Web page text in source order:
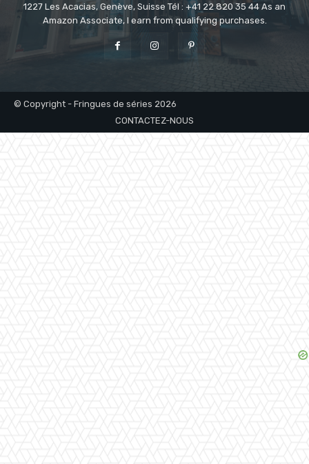
1227 Les Acacias, Genève, Suisse Tél : +41 22 820 35 44 As an
Amazon Associate, I earn from qualifying purchases.
© Copyright - Fringues de séries 2026
CONTACTEZ-NOUS